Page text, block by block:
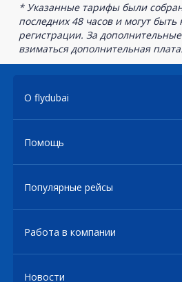
* Указанные тарифы были
последних 48 часов и могут
регистрации. За
взиматься дополнительная плата.
О flydubai
Помощь
Популярные рейсы
Работа в компании
Новости